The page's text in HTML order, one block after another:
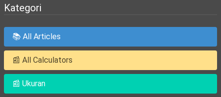
Kategori
📚 All Articles
📰 All Calculators
📰 Ukuran